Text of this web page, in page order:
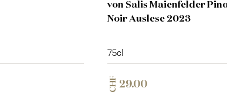
von Salis Maienfelder
Noir Auslese 2023
75cl
CHF 29.00